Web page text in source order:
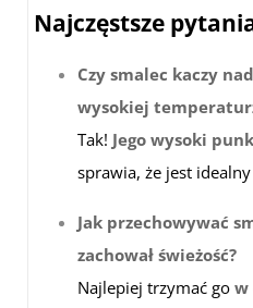
Najczęstsze
Czy smalec kaczy
wysokiej
Tak! Jego wysoki
sprawia, że jest
Jak przechowywać
zachował świeżość?
Najlepiej trzymać go w